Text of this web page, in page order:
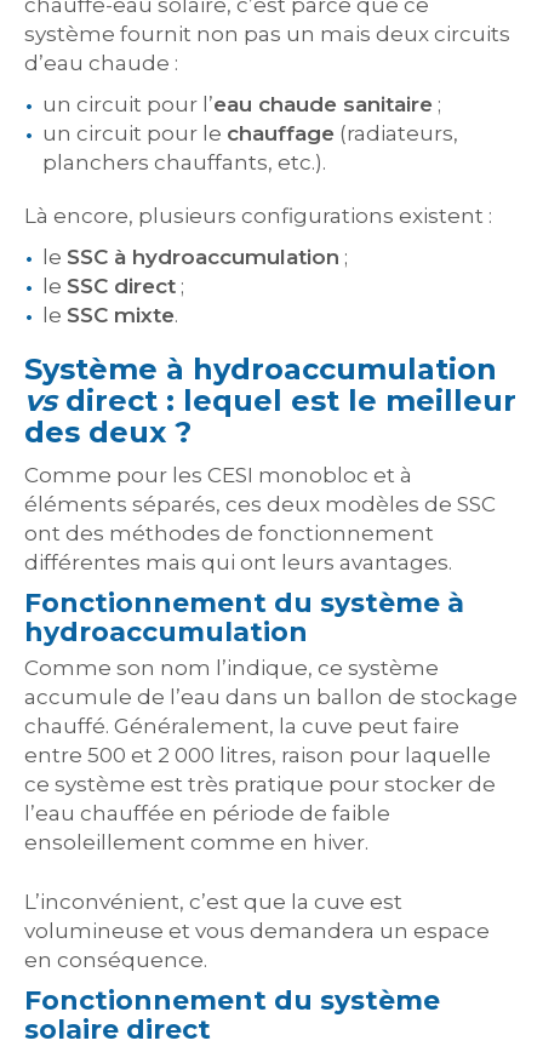
chauffe-eau solaire, c’est parce que ce
système fournit non pas un mais deux circuits
d’eau chaude :
un circuit pour l’eau chaude sanitaire ;
un circuit pour le chauffage (radiateurs,
planchers chauffants, etc.).
Là encore, plusieurs configurations existent :
le SSC à hydroaccumulation ;
le SSC direct ;
le SSC mixte.
Système à hydroaccumulation
vsdirect : lequel est le meilleur
des deux ?
Comme pour les CESI monobloc et à
éléments séparés, ces deux modèles de SSC
ont des méthodes de fonctionnement
différentes mais qui ont leurs avantages.
Fonctionnement du système à
hydroaccumulation
Comme son nom l’indique, ce système
accumule de l’eau dans un ballon de stockage
chauffé. Généralement, la cuve peut faire
entre 500 et 2 000 litres, raison pour laquelle
ce système est très pratique pour stocker de
l’eau chauffée en période de faible
ensoleillement comme en hiver.
L’inconvénient, c’est que la cuve est
volumineuse et vous demandera un espace
en conséquence.
Fonctionnement du système
solaire direct